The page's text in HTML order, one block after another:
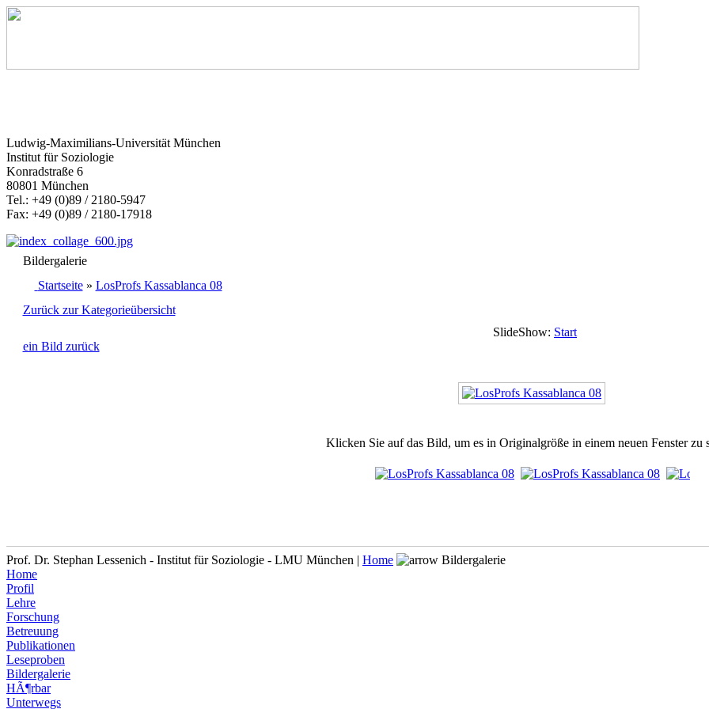
Ludwig-Maximilians-Universität München
Institut für Soziologie
Konradstraße 6
80801 München
Tel.: +49 (0)89 / 2180-5947
Fax: +49 (0)89 / 2180-17918
Bildergalerie
Startseite» LosProfs Kassablanca 08
Zurück zur Kategorieübersicht
SlideShow: Start
ein Bild zurück
Klicken Sie auf das Bild, um es in Originalgröße in einem neuen Fenster zu
Prof. Dr. Stephan Lessenich - Institut für Soziologie - LMU München | Home
Bildergalerie
Home
Profil
Lehre
Forschung
Betreuung
Publikationen
Leseproben
Bildergalerie
HÃ¶rbar
Unterwegs